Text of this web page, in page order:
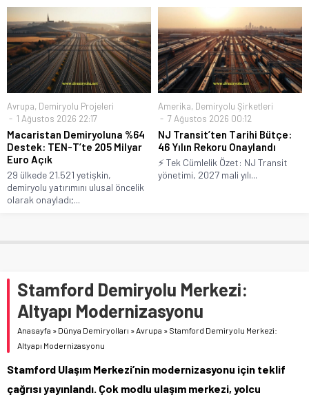
Avrupa, Demiryolu Projeleri
1 Ağustos 2026 22:17
Macaristan Demiryoluna %64
Destek: TEN-T’te 205 Milyar
Euro Açık
29 ülkede 21.521 yetişkin,
demiryolu yatırımını ulusal öncelik
olarak onayladı;...
Amerika, Demiryolu Şirketleri
7 Ağustos 2026 00:12
NJ Transit’ten Tarihi Bütçe:
46 Yılın Rekoru Onaylandı
⚡ Tek Cümlelik Özet: NJ Transit
yönetimi, 2027 mali yılı...
Stamford Demiryolu Merkezi:
Altyapı Modernizasyonu
Anasayfa » Dünya Demiryolları »Avrupa » Stamford Demiryolu Merkezi:
Altyapı Modernizasyonu
Stamford Ulaşım Merkezi’nin modernizasyonu için teklif
çağrısı yayınlandı. Çok modlu ulaşım merkezi, yolcu